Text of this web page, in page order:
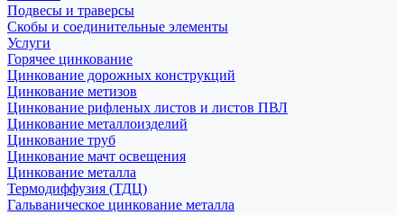
Подвесы и траверсы
Скобы и соединительные элементы
Услуги
Горячее цинкование
Цинкование дорожных конструкций
Цинкование метизов
Цинкование рифленых листов и листов ПВЛ
Цинкование металлоизделий
Цинкование труб
Цинкование мачт освещения
Цинкование металла
Термодиффузия (ТДЦ)
Гальваническое цинкование металла